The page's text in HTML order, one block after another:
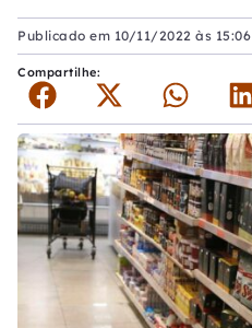
Publicado em 10/11/2022 às 15:06
Compartilhe: